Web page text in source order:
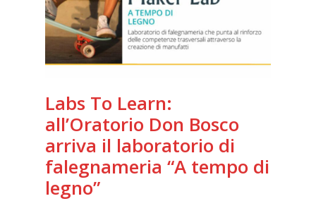
Labs To Learn:
all’Oratorio Don Bosco
arriva il laboratorio di
falegnameria “A tempo di
legno”